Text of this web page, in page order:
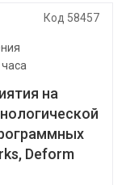
Код 58457
на
Deform